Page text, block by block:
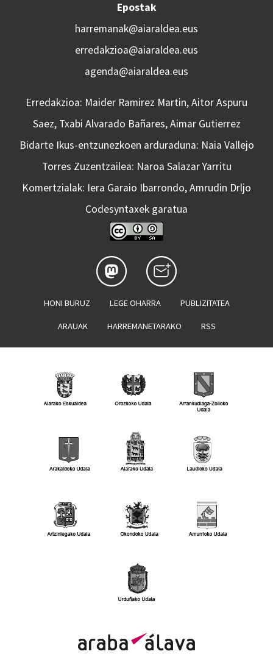
Epostak
harremanak@aiaraldea.eus
erredakzioa@aiaraldea.eus
agenda@aiaraldea.eus
Erredakzioa: Maider Ramirez Martin, Aitor Aspuru
Saez, Txabi Alvarado Bañares, Aimar Gutierrez
Bidarte Ikus-entzunezkoen arduraduna: Naia Vallejo
Torres Zuzentzailea: Naroa Salazar Yarritu
Komertzialak: Iera Garaio Ibarrondo, Amrudin Drljo
Codesyntaxek garatua
HONI BURUZ LEGE OHARRA PUBLIZITATEA
ARAUAK HARREMANETARAKO RSS